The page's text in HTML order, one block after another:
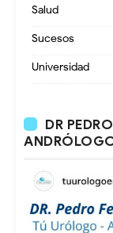
Salud
Sucesos
Universidad
DR